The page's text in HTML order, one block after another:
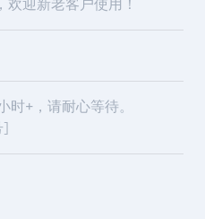
迎新老客户使用！
时+，请耐心等待。